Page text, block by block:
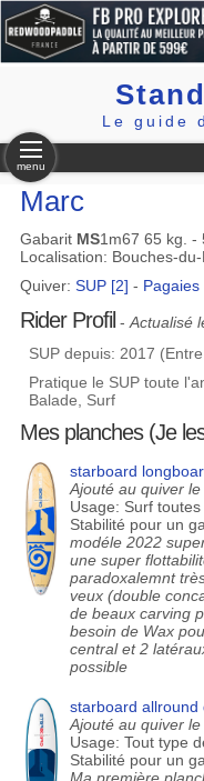
Le guide
menu
Marc
Gabarit MS1m67 65 kg. -
Localisation: Bouches-
Quiver: SUP [2] - Pagaies
Rider Profil - Actualisé
SUP depuis: 2017
Pratique le SUP toute
Balade, Surf
Mes planches (Je
starboard
Ajouté au quiver
Usage: Surf
Stabilité pour un
modéle 2022
une super
paradoxalemnt
veux (double
de beaux carving
besoin de Wax
central et 2
possible
starboard allround
Ajouté au quiver
Usage: Tout type
Stabilité pour un